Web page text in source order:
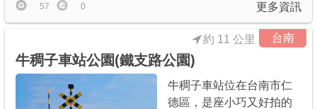
更多資訊
57 0
台南
牛稠子車站公園(鐵支路公園)
約 11 公里
牛稠子車站位在台南市仁
德區，是座小巧又好拍的